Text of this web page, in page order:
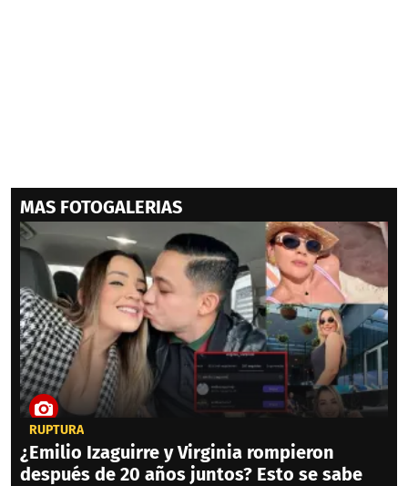
MAS FOTOGALERIAS
RUPTURA
¿Emilio Izaguirre y Virginia rompieron
después de 20 años juntos? Esto se sabe